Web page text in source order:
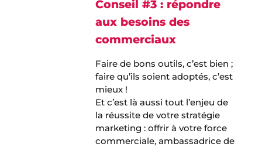
Conseil #3 : répondre
aux besoins des
commerciaux
Faire de bons outils, c’est bien ;
faire qu’ils soient adoptés, c’est
mieux !
Et c’est là aussi tout l’enjeu de
la réussite de votre stratégie
marketing : offrir à votre force
commerciale, ambassadrice de